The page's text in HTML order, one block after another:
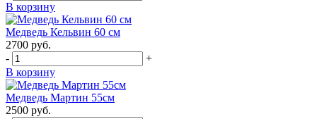
В корзину
Медведь Кельвин 60 см
2700 руб.
-
+
В корзину
Медведь Мартин 55см
2500 руб.